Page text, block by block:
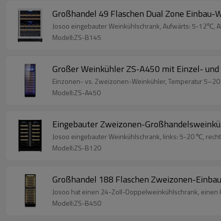
Großhandel 49 Flaschen Dual Zone
Josoo eingebauter Weinkühlschrank, Aufwärts: 5-12℃,
Modell:ZS-B145
Großer Weinkühler ZS-A450 mit Einzel-
Einzonen- vs. Zweizonen-Weinkühler, Temperatur
Modell:ZS-A450
Eingebauter Zweizonen-
Josoo eingebauter Weinkühlschrank, links: 5-20 ℃,
Modell:ZS-B120
Großhandel 188 Flaschen Zweizonen-
Josoo hat einen 24-Zoll-Doppelweinkühlschrank, einen
Modell:ZS-B450